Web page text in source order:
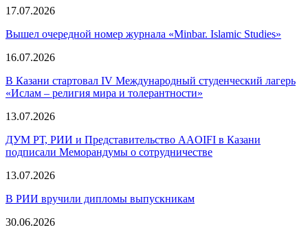
17.07.2026
Вышел очередной номер журнала «Minbar. Islamic Studies»
16.07.2026
В Казани стартовал IV Международный студенческий лагерь
«Ислам – религия мира и толерантности»
13.07.2026
ДУМ РТ, РИИ и Представительство AAOIFI в Казани
подписали Меморандумы о сотрудничестве
13.07.2026
В РИИ вручили дипломы выпускникам
30.06.2026